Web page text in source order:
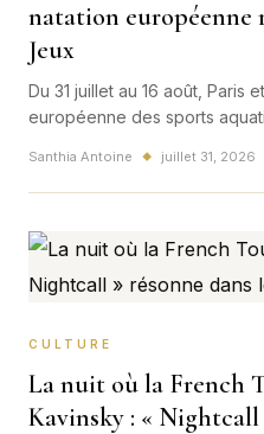
natation européenne
Jeux
Du 31 juillet au 16 août, Paris
européenne des sports
Marchand, la France veut
nouveau spectacle populaire.
Santhia Antoine ◆ juillet 31, 2026
CULTURE
La nuit où la French
Kavinsky : « Nightcall